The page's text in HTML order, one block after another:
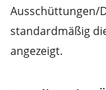
Ausschüttungen/
standardmäßig
angezeigt.